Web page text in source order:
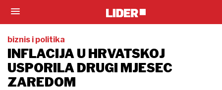
biznis i politika
INFLACIJA U HRVATSKOJ
USPORILA DRUGI MJESEC
ZAREDOM